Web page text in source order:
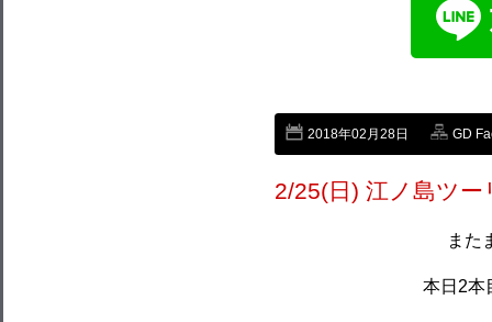
2018年02月28日 GD
2/25(日) 江ノ島ツー
また
本日2本